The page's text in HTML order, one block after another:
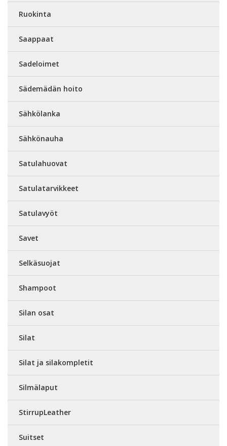
Ruokinta
Saappaat
Sadeloimet
Sädemädän hoito
Sähkölanka
Sähkönauha
Satulahuovat
Satulatarvikkeet
Satulavyöt
Savet
Selkäsuojat
Shampoot
Silan osat
Silat
Silat ja silakompletit
Silmälaput
StirrupLeather
Suitset